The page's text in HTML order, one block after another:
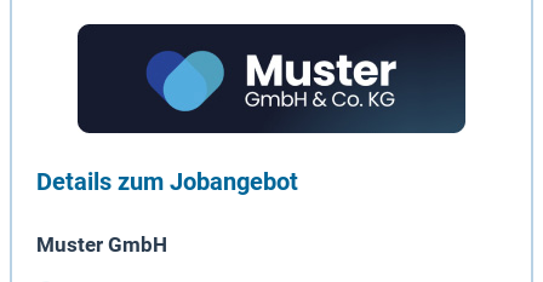
Details zum Jobangebot
Muster GmbH